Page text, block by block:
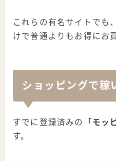
これらの有名サイトでも
けで普通よりもお得にお
ショッピングで稼
すでに登録済みの 「モッ
す。